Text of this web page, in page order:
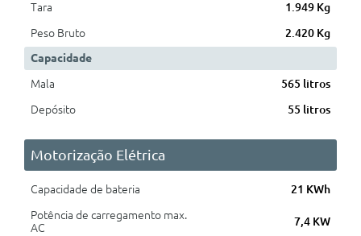
Tara
1.949 Kg
Peso Bruto
2.420 Kg
Capacidade
Mala
565 litros
Depósito
55 litros
Motorização Elétrica
Capacidade de bateria
21 KWh
Potência de carregamento max.
AC
7,4 KW